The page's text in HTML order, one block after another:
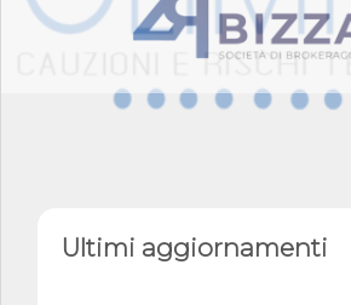
Ultimi aggiornamenti